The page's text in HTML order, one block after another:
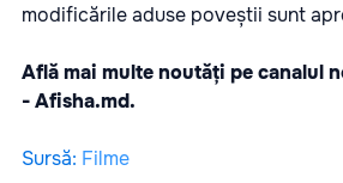
modificările aduse poveștii sunt
Află mai multe noutăți pe canalul
-Afisha.md.
Sursă: Filme